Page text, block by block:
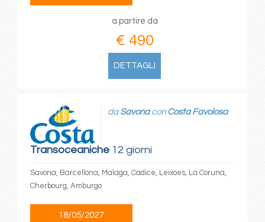
a partire da
€ 490
DETTAGLI
Transoceaniche12 giorni
da Savonacon Costa Favolosa
Savona, Barcellona, Malaga, Cadice, Leixoes, La Coruna,
Cherbourg, Amburgo
18/05/2027